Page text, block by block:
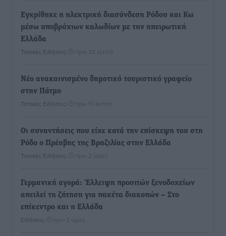
Εγκρίθηκε η ηλεκτρική διασύνδεση Ρόδου και Κω
μέσω υποβρύχιων καλωδίων με την ηπειρωτική
Ελλάδα
Τοπικές Ειδήσεις πριν 32 λεπτά
Νέο ανακαινισμένο δημοτικό τουριστικό γραφείο
στην Πάτμο
Τοπικές Ειδήσεις πριν 51 λεπτά
Οι συναντήσεις που είχε κατά την επίσκεψη του στη
Ρόδο ο Πρέσβης της Βραζιλίας στην Ελλάδα
Τοπικές Ειδήσεις πριν 2 ώρες
Γερμανική αγορά: Έλλειψη προσιτών ξενοδοχείων
απειλεί τη ζήτηση για πακέτα διακοπών – Στο
επίκεντρο και η Ελλάδα
Ειδήσεις πριν 2 ώρες